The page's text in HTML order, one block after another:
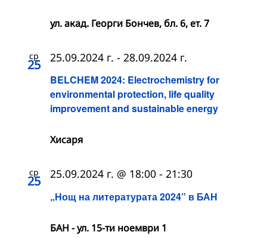
ул. акад. Георги Бончев, бл. 6, ет. 7
ср
25
BELCHEM 2024: Electrochemistry for
environmental protection, life quality
improvement and sustainable energy
25.09.2024 г. - 28.09.2024 г.
Хисаря
ср
25
„Нощ на литературата 2024” в БАН
25.09.2024 г. @ 18:00 - 21:30
БАН - ул. 15-ти ноември 1